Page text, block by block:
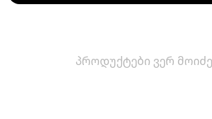
პროდუქტები ვერ